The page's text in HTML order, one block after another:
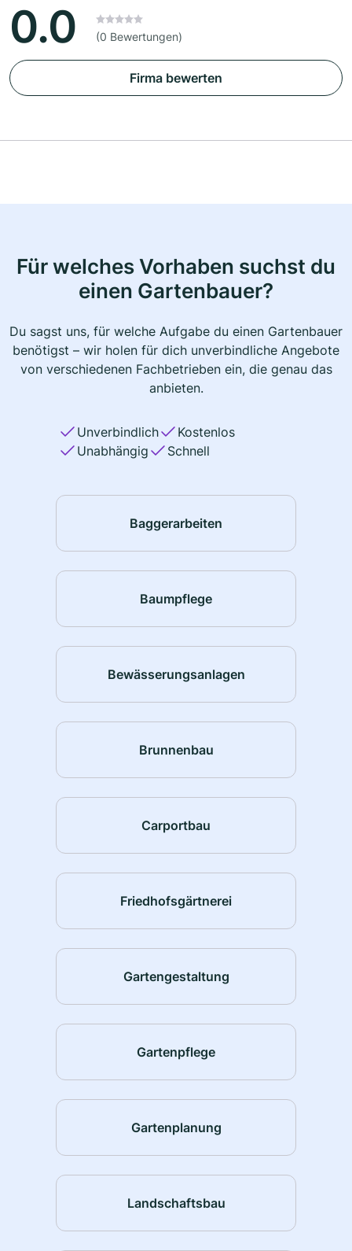
0.0 (0 Bewertungen)
Firma bewerten
Für welches Vorhaben suchst du
einen Gartenbauer?
Du sagst uns, für welche Aufgabe du einen Gartenbauer
benötigst – wir holen für dich unverbindliche Angebote
von verschiedenen Fachbetrieben ein, die genau das
anbieten.
Unverbindlich
Kostenlos
Unabhängig
Schnell
Baggerarbeiten
Baumpflege
Bewässerungsanlagen
Brunnenbau
Carportbau
Friedhofsgärtnerei
Gartengestaltung
Gartenpflege
Gartenplanung
Landschaftsbau